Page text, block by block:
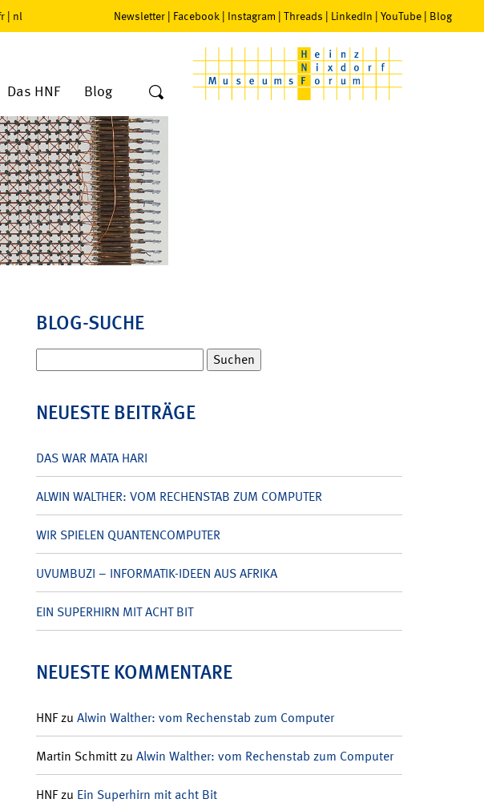
| nl Newsletter | Facebook | Instagram | Threads | LinkedIn | YouTube | Blog
Das HNF Blog
BLOG-SUCHE
nach:
NEUESTE BEITRÄGE
DAS WAR MATA HARI
ALWIN WALTHER: VOM RECHENSTAB ZUM COMPUTER
WIR SPIELEN QUANTENCOMPUTER
UVUMBUZI – INFORMATIK-IDEEN AUS AFRIKA
EIN SUPERHIRN MIT ACHT BIT
NEUESTE KOMMENTARE
HNFzu Alwin Walther: vom Rechenstab zum Computer
Martin Schmittzu Alwin Walther: vom Rechenstab zum Computer
HNFzu Ein Superhirn mit acht Bit